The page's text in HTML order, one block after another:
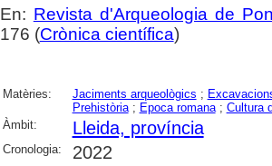
En: Revista d'Arqueologia de
176 (Crònica científica)
Matèries: Jaciments arqueològics ;
Prehistòria; Epoca romana; Cultura
Àmbit:
Lleida, província
Cronologia: 2022